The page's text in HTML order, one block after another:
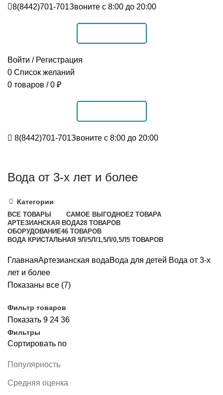
8(8442)701-701Звоните с 8:00 до 20:00
Войти / Регистрация
0 Список желаний
0 товаров / 0 ₽
8(8442)701-701Звоните с 8:00 до 20:00
Вода от 3-х лет и более
Категории
ВСЕ ТОВАРЫ САМОЕ ВЫГОДНОЕ2 ТОВАРА
АРТЕЗИАНСКАЯ ВОДА28 ТОВАРОВ
ОБОРУДОВАНИЕ46 ТОВАРОВ
ВОДА КРИСТАЛЬНАЯ 9Л/5Л/1,5Л/0,5Л5 ТОВАРОВ
ГлавнаяАртезианская водаВода для детей Вода от 3-х
лет и более
Показаны все (7)
Фильтр товаров
Показать 9 24 36
Фильтры
Сортировать по
Популярность
Средняя оценка